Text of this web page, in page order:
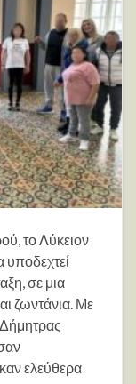
το Λύκειον
υποδεχτεί
σε μια
ζωντάνια. Με
ελεύθερα